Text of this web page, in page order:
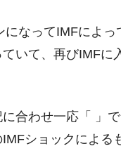
中国の過剰生産が世界
種は全般的「不調」
ン』1人当たり賠償10
」1番艦、2032年竣
になってIMFによ
いて、再びIMFに
合わせ一応「 」
ショックによる